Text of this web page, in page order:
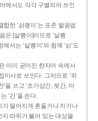
에서도 각각 구별되어 쓰인
합한 ‘삵괭이’는 표준 발음법
은 [살쾡이]이므로 ‘살쾡
서는 ‘살쾡이’와 함께 ‘삵’도
이미 굳어진 한자어 속에서
사로 쓰인다. 그러므로 ‘위
’을 쓰고 ‘초가삼간, 뒷간, 마
‘간’을 쓴다.
가 떨어지게 흔들거나 치거나
지 따위가 붙어 있는 대상을